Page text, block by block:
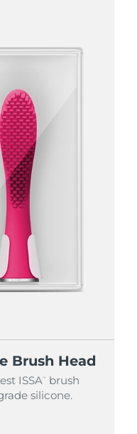
Brush Head
ISSA ™
brush
silicone.
Brush Head
ISSA ™
brush
silicone.